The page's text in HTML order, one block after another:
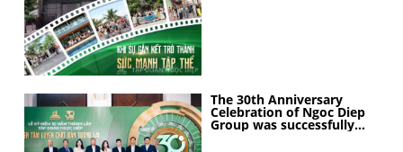
The 30th Anniversary
Celebration of Ngoc Diep
Group was successfully